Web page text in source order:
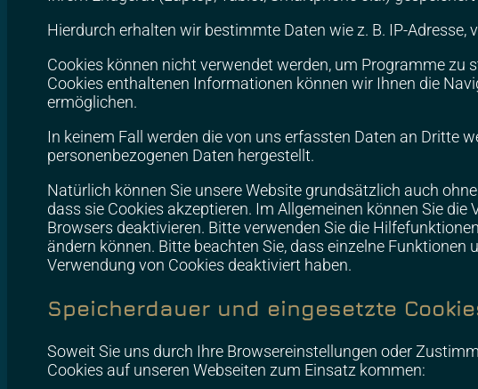
Hierdurch erhalten wir bestimmte Daten wie z. B. IP-
Cookies können nicht verwendet werden, um Programme zu
Cookies enthaltenen Informationen können wir Ihnen die
ermöglichen.
In keinem Fall werden die von uns erfassten Daten an Dritte
personenbezogenen Daten hergestellt.
Natürlich können Sie unsere Website grundsätzlich auch
dass sie Cookies akzeptieren. Im Allgemeinen können Sie
Browsers deaktivieren. Bitte verwenden Sie die
ändern können. Bitte beachten Sie, dass einzelne
Verwendung von Cookies deaktiviert haben.
Speicherdauer und eingesetzte
Soweit Sie uns durch Ihre Browsereinstellungen oder
Cookies auf unseren Webseiten zum Einsatz kommen: